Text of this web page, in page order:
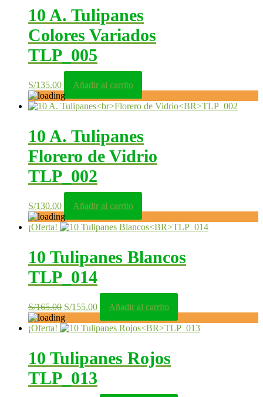
10 A. Tulipanes
Colores Variados
TLP_005
S/135.00 Añadir al carrito
10 A. Tulipanes
Florero de Vidrio
TLP_002
S/130.00 Añadir al carrito
¡Oferta!
10 Tulipanes Blancos
TLP_014
S/165.00 El
precio
original
S/155.00El
actual
Añadir al carrito
¡Oferta!
10 Tulipanes Rojos
TLP_013